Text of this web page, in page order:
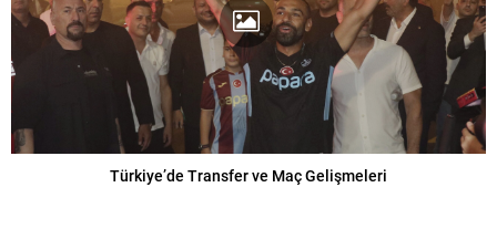
Türkiye’de Transfer ve Maç Gelişmeleri